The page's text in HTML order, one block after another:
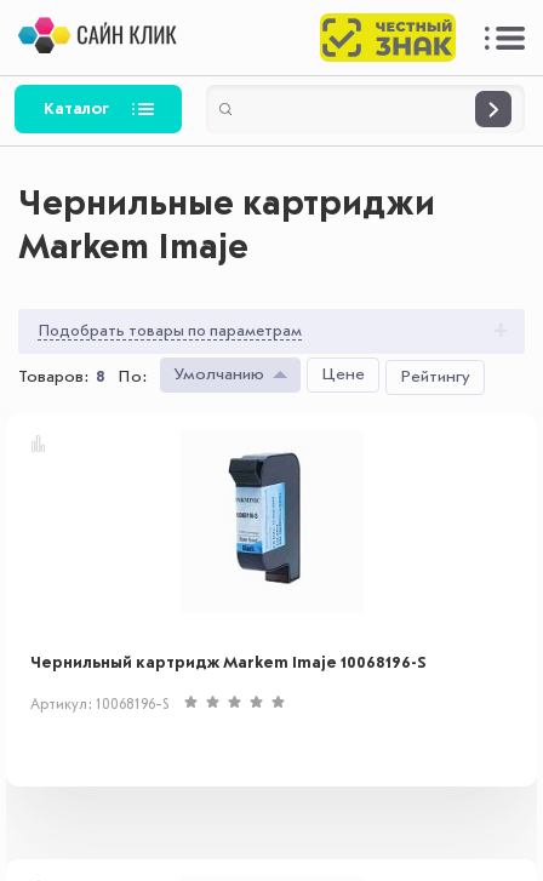
Каталог
Чернильные картриджи
Markem Imaje
Подобрать товары по параметрам
Товаров: 8 По: Умолчанию Цене Рейтингу
Чернильный картридж Markem Imaje 10068196-S
Артикул: 10068196-S